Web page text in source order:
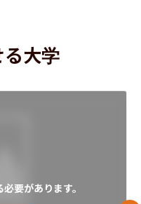
大学
要があります。